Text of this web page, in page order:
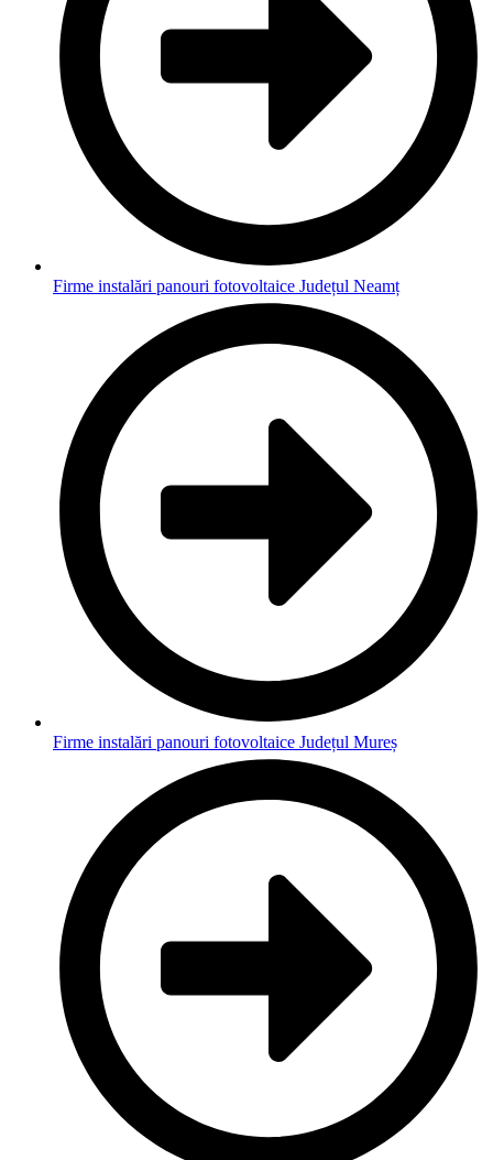
Firme instalări panouri fotovoltaice Județul Neamț
Firme instalări panouri fotovoltaice Județul Mureș